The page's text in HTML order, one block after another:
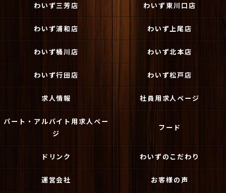
わいず三芳店 わいず東川口店
わいず浦和店 わいず上尾店
わいず桶川店 わいず北本店
わいず行田店 わいず松戸店
求人情報 社員用求人ページ
パート・アルバイト用求人ペー
ジ
フード
ドリンク わいずのこだわり
運営会社 お客様の声